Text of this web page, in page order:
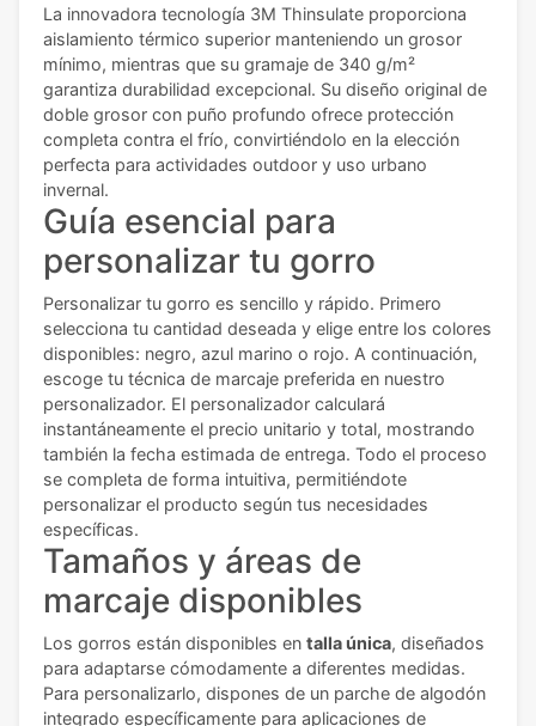
La innovadora tecnología 3M Thinsulate proporciona
aislamiento térmico superior manteniendo un grosor
mínimo, mientras que su gramaje de 340 g/m²
garantiza durabilidad excepcional. Su diseño original de
doble grosor con puño profundo ofrece protección
completa contra el frío, convirtiéndolo en la elección
perfecta para actividades outdoor y uso urbano
invernal.
Guía esencial para
personalizar tu gorro
Personalizar tu gorro es sencillo y rápido. Primero
selecciona tu cantidad deseada y elige entre los colores
disponibles: negro, azul marino o rojo. A continuación,
escoge tu técnica de marcaje preferida en nuestro
personalizador. El personalizador calculará
instantáneamente el precio unitario y total, mostrando
también la fecha estimada de entrega. Todo el proceso
se completa de forma intuitiva, permitiéndote
personalizar el producto según tus necesidades
específicas.
Tamaños y áreas de
marcaje disponibles
Los gorros están disponibles en talla única, diseñados
para adaptarse cómodamente a diferentes medidas.
Para personalizarlo, dispones de un parche de algodón
integrado específicamente para aplicaciones de